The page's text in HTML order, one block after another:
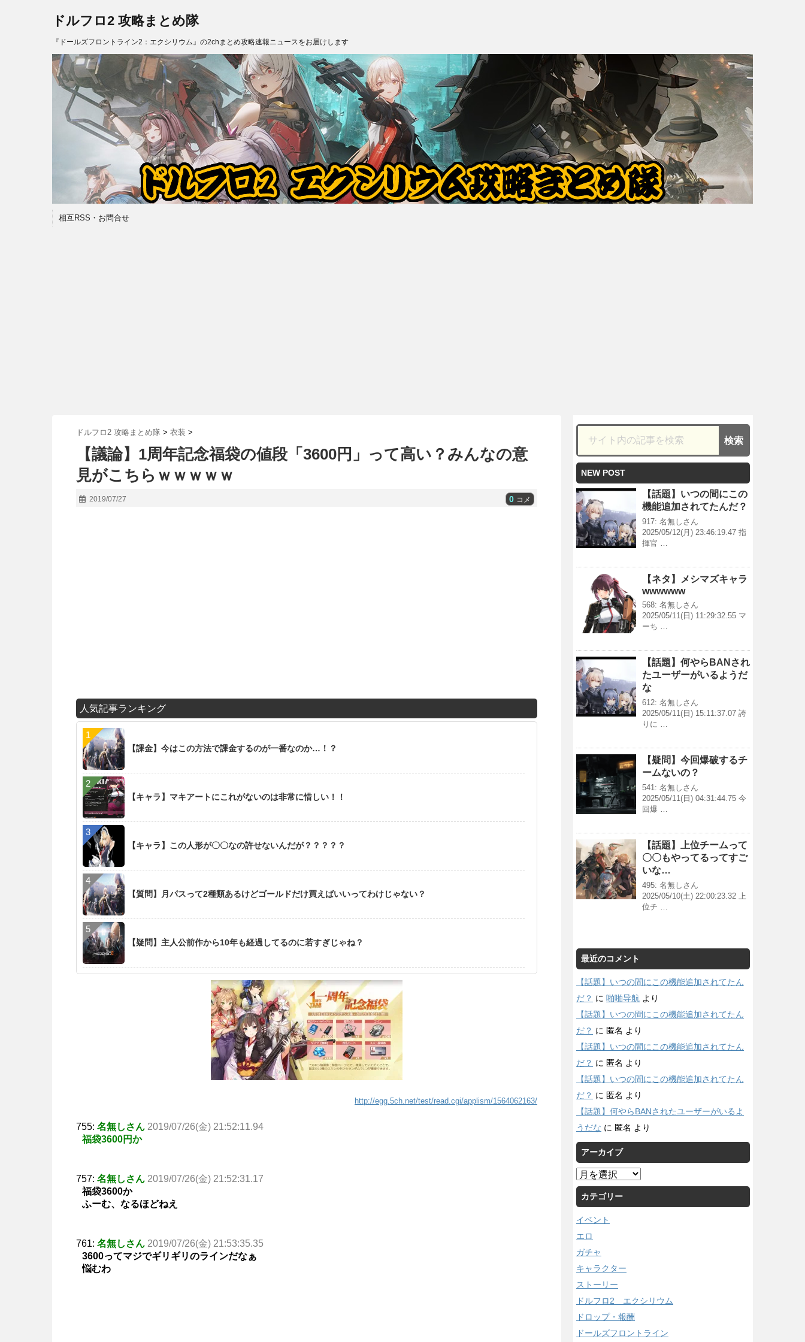
ドルフロ2 攻略まとめ隊
『ドールズフロントライン2：エクシリウム』の2chまとめ攻略速報ニュースをお届けします
相互RSS・お問合せ
ドルフロ2 攻略まとめ隊 > 衣装 >
【議論】1周年記念福袋の値段「3600円」って高い？みんなの意
見がこちらｗｗｗｗｗ
2019/07/27 0 コメ
人気記事ランキング
【課金】今はこの方法で課金するのが一番なのか…！？
【キャラ】マキアートにこれがないのは非常に惜しい！！
【キャラ】この人形が〇〇なの許せないんだが？？？？？
【質問】月パスって2種類あるけどゴールドだけ買えばいいってわけじゃない？
【疑問】主人公前作から10年も経過してるのに若すぎじゃね？
http://egg.5ch.net/test/read.cgi/applism/1564062163/
755: 名無しさん 2019/07/26(金) 21:52:11.94
福袋3600円か
757: 名無しさん 2019/07/26(金) 21:52:31.17
福袋3600か
ふーむ、なるほどねえ
761: 名無しさん 2019/07/26(金) 21:53:35.35
3600ってマジでギリギリのラインだなぁ
悩むわ
NEW POST
【話題】いつの間にこの
機能追加されてたんだ？
917: 名無しさん
2025/05/12(月) 23:46:19.47 指
揮官 …
【ネタ】メシマズキャラ
wwwwww
568: 名無しさん
2025/05/11(日) 11:29:32.55 マ
ーち …
【話題】何やらBANされ
たユーザーがいるようだ
な
612: 名無しさん
2025/05/11(日) 15:11:37.07 誇
りに …
【疑問】今回爆破するチ
ームないの？
541: 名無しさん
2025/05/11(日) 04:31:44.75 今
回爆 …
【話題】上位チームって
〇〇もやってるってすご
いな…
495: 名無しさん
2025/05/10(土) 22:00:23.32 上
位チ …
最近のコメント
【話題】いつの間にこの機能追加されてたん
だ？ に 啪啪导航 より
【話題】いつの間にこの機能追加されてたん
だ？ に 匿名 より
【話題】いつの間にこの機能追加されてたん
だ？ に 匿名 より
【話題】いつの間にこの機能追加されてたん
だ？ に 匿名 より
【話題】何やらBANされたユーザーがいるよ
うだな に 匿名 より
アーカイブ
ア
ー
カ
イ
ブ
カテゴリー
イベント
エロ
ガチャ
キャラクター
ストーリー
ドルフロ2 エクシリウム
ドロップ・報酬
ドールズフロントライン